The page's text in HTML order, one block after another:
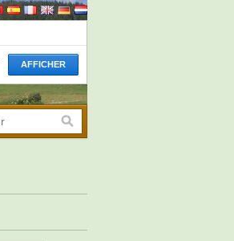
AFFICHER